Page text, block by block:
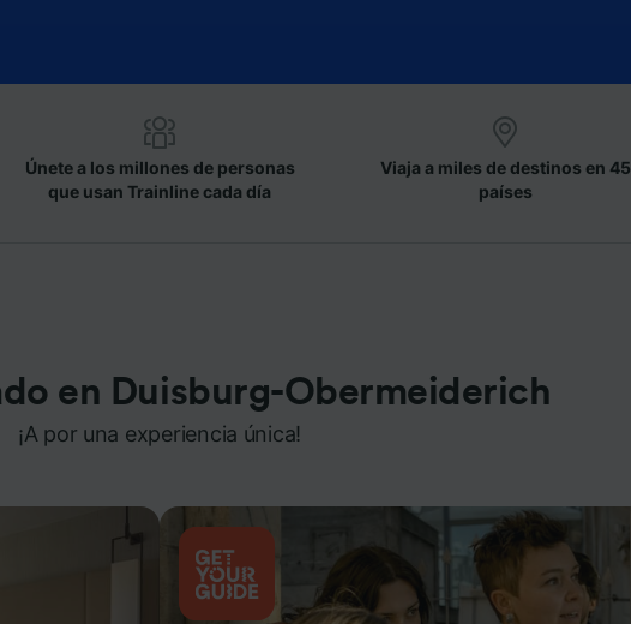
Únete a los millones de personas
que usan Trainline cada día
Viaja a miles de destinos en 45
países
en Duisburg-Obermeiderich
¡A por una experiencia única!